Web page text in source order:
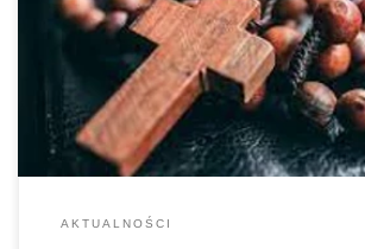
17.30 i po nich Msza św., a w niedziele o godz.
Łękawica). Zapraszamy gorąco na to
parafian – czcicieli Matki Bożej, Róże
młodzież. Podajemy stałe dni prowadzenia
AKTUALNOŚCI